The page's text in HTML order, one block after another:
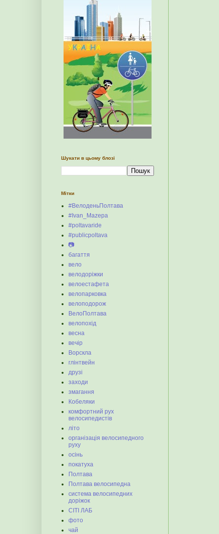
Шукати в цьому блозі
Мітки
#ВелоденьПолтава
#Ivan_Mazepa
#poltavaride
#publicpoltava
📷
багаття
вело
велодоріжки
велоестафета
велопарковка
велоподорож
ВелоПолтава
велопохід
весна
вечір
Ворскла
глінтвейн
друзі
заходи
змагання
Кобеляки
комфортний рух
велосипедистів
літо
організація велосипедного
руху
осінь
покатуха
Полтава
Полтава велосипедна
система велосипедних
доріжок
СІТІ ЛАБ
фото
чай